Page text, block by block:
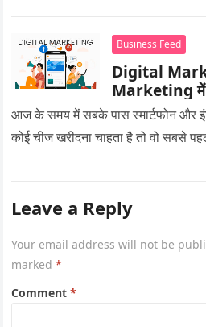
Business Feed
Digital
Marketing में
आज के समय में सबके पास स्मार्टफोन और
कोई चीज खरीदना चाहता है तो वो सबसे
Leave a Reply
Your email address will not be
marked*
Comment*